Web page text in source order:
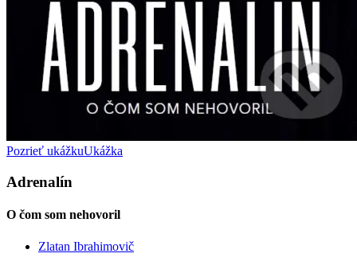
Pozrieť ukážkuUkážka
Adrenalín
O čom som nehovoril
Zlatan Ibrahimovič